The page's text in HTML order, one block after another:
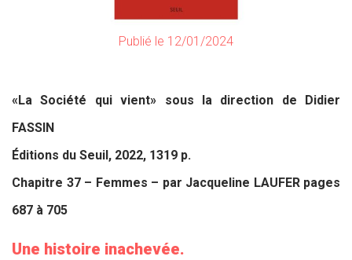
Publié le 12/01/2024
«La Société qui vient» sous la direction de Didier
FASSIN
Éditions du Seuil, 2022, 1319 p.
Chapitre 37 – Femmes – par Jacqueline LAUFER pages
687 à 705
Une histoire inachevée.